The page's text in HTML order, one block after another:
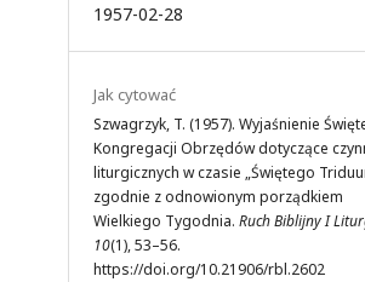
1957-02-28
Jak cytować
Szwagrzyk, T. (1957). Wyjaśnienie
Kongregacji Obrzędów dotyczące
liturgicznych w czasie „Świętego
zgodnie z odnowionym porządkiem
Wielkiego Tygodnia. Ruch Biblijny I
10(1), 53–56.
https://doi.org/10.21906/rbl.2602